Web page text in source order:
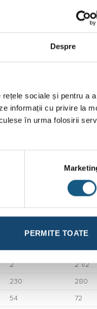
Despre
sociale și pentru a
informații cu privire la
în urma folosirii
PERMITE TOATE
2” 2”1/2
230 280
54 72